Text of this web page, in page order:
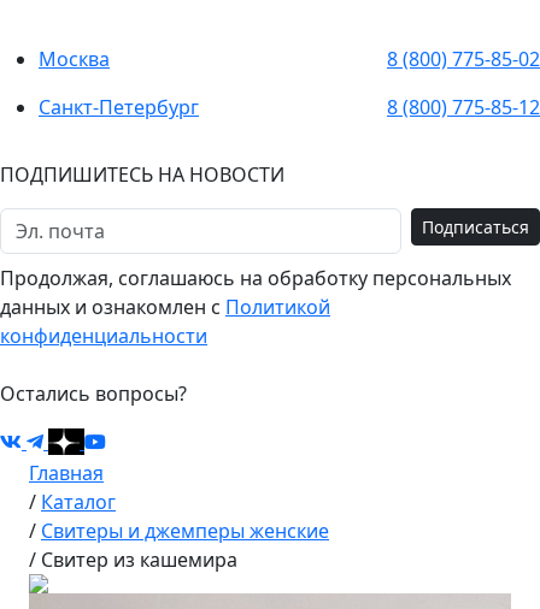
Москва
8 (800) 775-85-02
Санкт-Петербург
8 (800) 775-85-12
ПОДПИШИТЕСЬ НА НОВОСТИ
Подписаться
Продолжая, соглашаюсь на обработку персональных
данных и ознакомлен с Политикой
конфиденциальности
Остались вопросы?
Главная
/ Каталог
/ Свитеры и джемперы женские
/ Свитер из кашемира